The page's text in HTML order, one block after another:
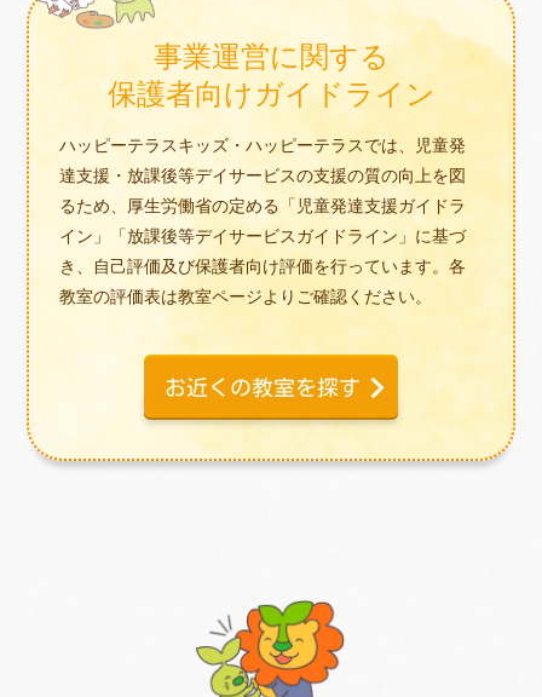
事業運営に関する
保護者向けガイドライン
ハッピーテラスキッズ・ハッピーテラスでは、児童発
達支援・放課後等デイサービスの支援の質の向上を図
るため、厚生労働省の定める「児童発達支援ガイドラ
イン」「放課後等デイサービスガイドライン」に基づ
き、自己評価及び保護者向け評価を行っています。各
教室の評価表は教室ページよりご確認ください。